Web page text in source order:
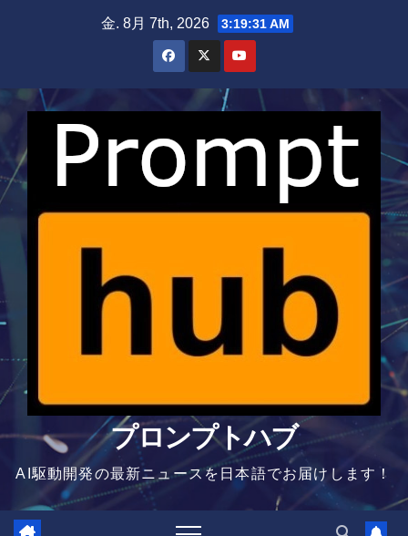
金. 8月 7th, 2026 3:19:32 AM
プロンプトハブ
AI駆動開発の最新ニュースを日本語でお届けします！